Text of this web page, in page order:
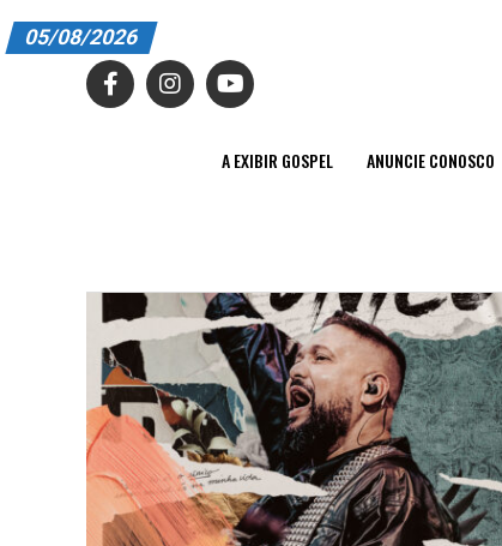
A EXIBIR GOSPEL
EDITORIAL
ENTREVISTAS
EXPEDIENTE
FINALIZAR COMPRA
HOME
05/08/2026
A EXIBIR GOSPEL ANUNCIE CONOSCO